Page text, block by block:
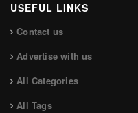
USEFUL LINKS
Contact us
Advertise with us
All Categories
All Tags